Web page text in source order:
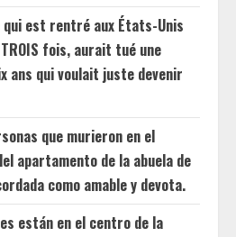
est rentré aux États-Unis
fois, aurait tué une
ans qui voulait juste devenir
que murieron en el
apartamento de la abuela de
como amable y devota.
están en el centro de la